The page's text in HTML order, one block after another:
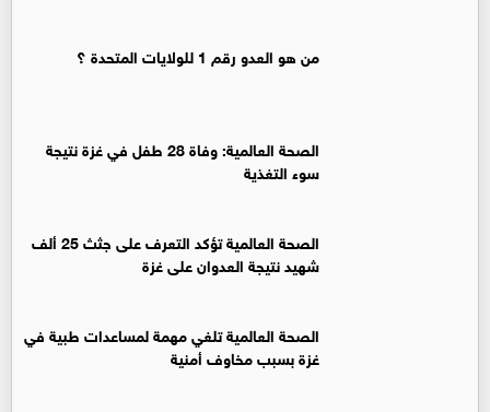
من هو العدو رقم 1 للولايات المتحدة ؟
الصحة العالمية: وفاة 28 طفل في غزة نتيجة
سوء التغذية
الصحة العالمية تؤكد التعرف على جثث 25 ألف
شهيد نتيجة العدوان على غزة
الصحة العالمية تلغي مهمة لمساعدات طبية في
غزة بسبب مخاوف أمنية